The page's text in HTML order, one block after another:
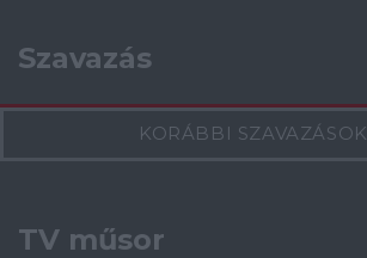
Szavazás
KORÁBBI SZAVAZÁSOK
TV műsor